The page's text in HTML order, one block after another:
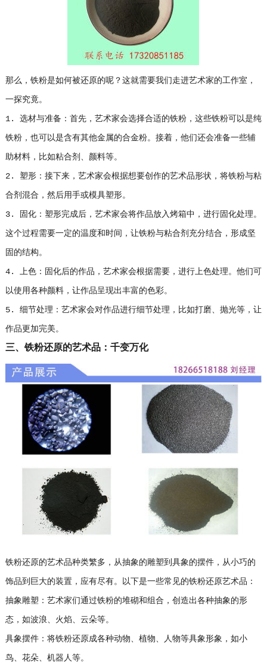
那么，铁粉是如何被还原的呢？这就需要我们走进艺术家的工作室，
一探究竟。
1. 选材与准备：首先，艺术家会选择合适的铁粉，这些铁粉可以是纯
铁粉，也可以是含有其他金属的合金粉。接着，他们还会准备一些辅
助材料，比如粘合剂、颜料等。
2. 塑形：接下来，艺术家会根据想要创作的艺术品形状，将铁粉与粘
合剂混合，然后用手或模具塑形。
3. 固化：塑形完成后，艺术家会将作品放入烤箱中，进行固化处理。
这个过程需要一定的温度和时间，让铁粉与粘合剂充分结合，形成坚
固的结构。
4. 上色：固化后的作品，艺术家会根据需要，进行上色处理。他们可
以使用各种颜料，让作品呈现出丰富的色彩。
5. 细节处理：艺术家会对作品进行细节处理，比如打磨、抛光等，让
作品更加完美。
三、铁粉还原的艺术品：千变万化
铁粉还原的艺术品种类繁多，从抽象的雕塑到具象的摆件，从小巧的
饰品到巨大的装置，应有尽有。以下是一些常见的铁粉还原艺术品：
抽象雕塑：艺术家们通过铁粉的堆砌和组合，创造出各种抽象的形
态，如波浪、火焰、云朵等。
具象摆件：将铁粉还原成各种动物、植物、人物等具象形象，如小
鸟、花朵、机器人等。